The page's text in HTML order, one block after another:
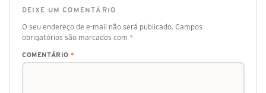
DEIXE UM COMENTÁRIO
O seu endereço de e-mail não será publicado. Campos
obrigatórios são marcados com *
COMENTÁRIO *